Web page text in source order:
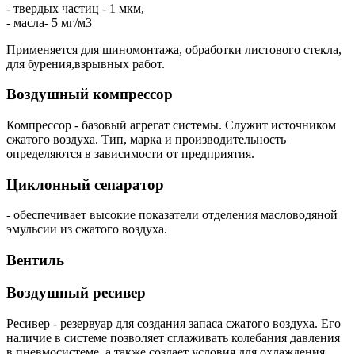
- твердых частиц - 1 мкм,
- масла- 5 мг/м3
Применяется для шиномонтажа, обработки листового стекла,
для бурения,взрывных работ.
Воздушный компрессор
Компрессор - базовый агрегат системы. Служит источником
сжатого воздуха. Тип, марка и производительность
определяются в зависимости от предприятия.
Циклонный сепаратор
- обеспечивает высокие показатели отделения масловодяной
эмульсии из сжатого воздуха.
Вентиль
Воздушный ресивер
Ресивер - резервуар для создания запаса сжатого воздуха. Его
наличие в системе позволяет сглаживать колебания давления